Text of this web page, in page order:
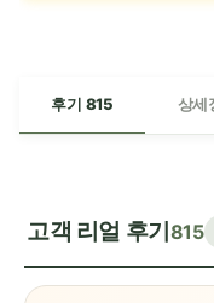
후기 815 상세
고객 리얼 후기 815